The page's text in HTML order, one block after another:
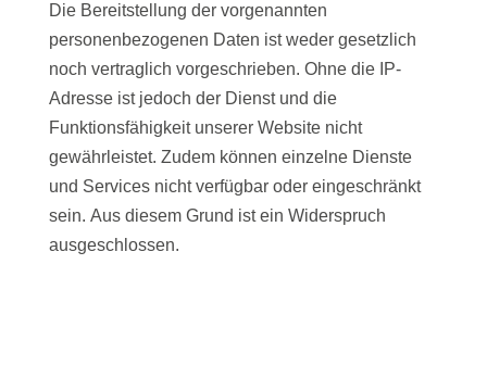
Die Bereitstellung der vorgenannten
personenbezogenen Daten ist weder gesetzlich
noch vertraglich vorgeschrieben. Ohne die IP-
Adresse ist jedoch der Dienst und die
Funktionsfähigkeit unserer Website nicht
gewährleistet. Zudem können einzelne Dienste
und Services nicht verfügbar oder eingeschränkt
sein. Aus diesem Grund ist ein Widerspruch
ausgeschlossen.